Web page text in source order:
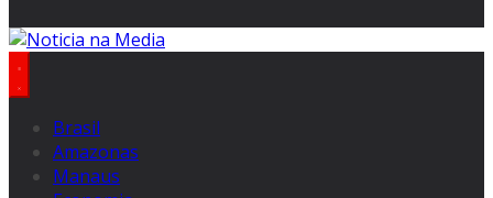
Brasil
Amazonas
Manaus